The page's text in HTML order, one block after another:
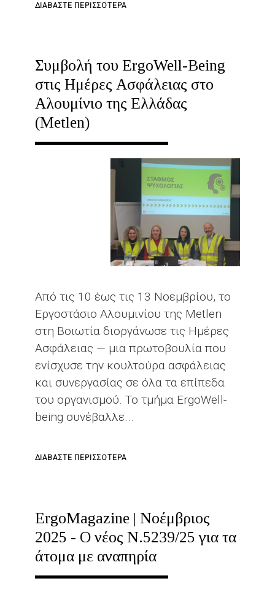
ΔΙΑΒΆΣΤΕ ΠΕΡΙΣΣΌΤΕΡΑ
Συμβολή του ErgoWell-Being
στις Ημέρες Ασφάλειας στο
Αλουμίνιο της Ελλάδας
(Metlen)
Από τις 10 έως τις 13 Νοεμβρίου, το
Εργοστάσιο Αλουμινίου της Metlen
στη Βοιωτία διοργάνωσε τις Ημέρες
Ασφάλειας — μια πρωτοβουλία που
ενίσχυσε την κουλτούρα ασφάλειας
και συνεργασίας σε όλα τα επίπεδα
του οργανισμού. Το τμήμα ErgoWell-
being συνέβαλλε...
ΔΙΑΒΆΣΤΕ ΠΕΡΙΣΣΌΤΕΡΑ
ERGOWELL-
BEING
ΣΤΙΣ
ErgoMagazine | Νοέμβριος
2025 - Ο νέος Ν.5239/25 για τα
άτομα με αναπηρία